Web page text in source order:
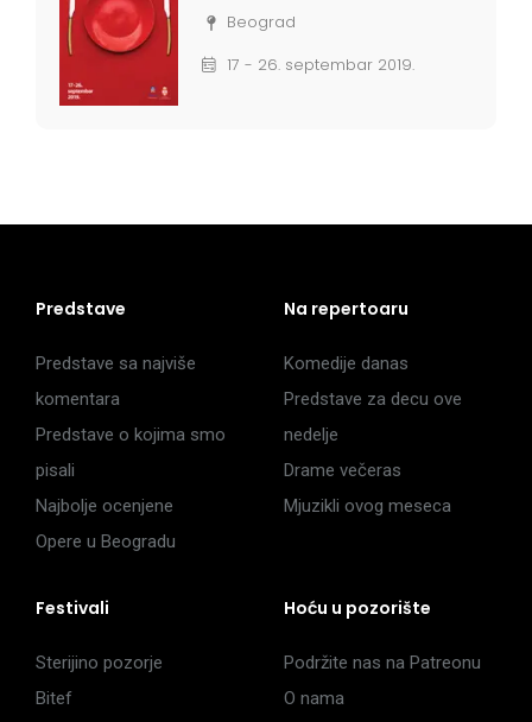
Beograd
17 - 26. septembar 2019.
Predstave
Predstave sa najviše
komentara
Predstave o kojima smo
pisali
Najbolje ocenjene
Opere u Beogradu
Na repertoaru
Komedije danas
Predstave za decu ove
nedelje
Drame večeras
Mjuzikli ovog meseca
Festivali
Sterijino pozorje
Bitef
Hoću u pozorište
Podržite nas na Patreonu
O nama